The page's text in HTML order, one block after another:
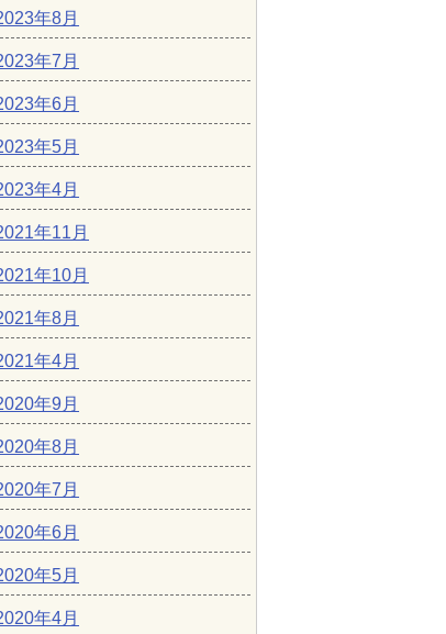
年8月
年7月
年6月
年5月
年4月
年11月
年10月
年8月
年4月
年9月
年8月
年7月
年6月
年5月
年4月